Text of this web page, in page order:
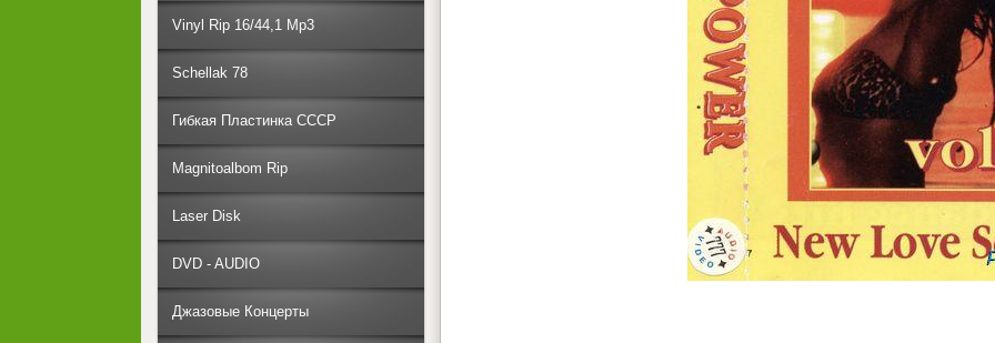
Vinyl Rip 16/44,1 Mp3
Schellak 78
Гибкая Пластинка СССР
Magnitoalbom Rip
Laser Disk
DVD - AUDIO
Джазовые Концерты